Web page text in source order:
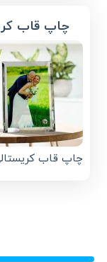
چاپ قاب
چاپ قاب